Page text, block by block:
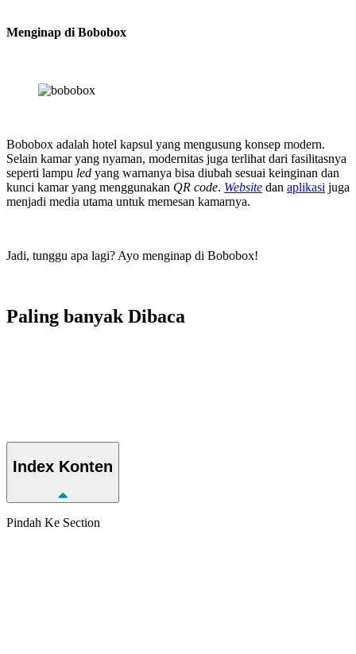
Menginap di Bobobox
Bobobox adalah hotel kapsul yang mengusung konsep modern.
Selain kamar yang nyaman, modernitas juga terlihat dari fasilitasnya
seperti lampu led yang warnanya bisa diubah sesuai keinginan dan
kunci kamar yang menggunakan QR code. Website dan aplikasi juga
menjadi media utama untuk memesan kamarnya.
Jadi, tunggu apa lagi? Ayo menginap di Bobobox!
Paling banyakDibaca
Index Konten
Pindah Ke Section